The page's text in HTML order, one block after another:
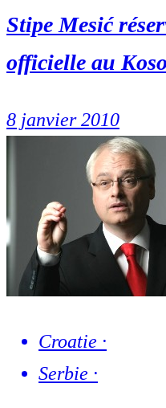
Stipe Mesić
officielle au
8 janvier 2010
Croatie ·
Serbie ·